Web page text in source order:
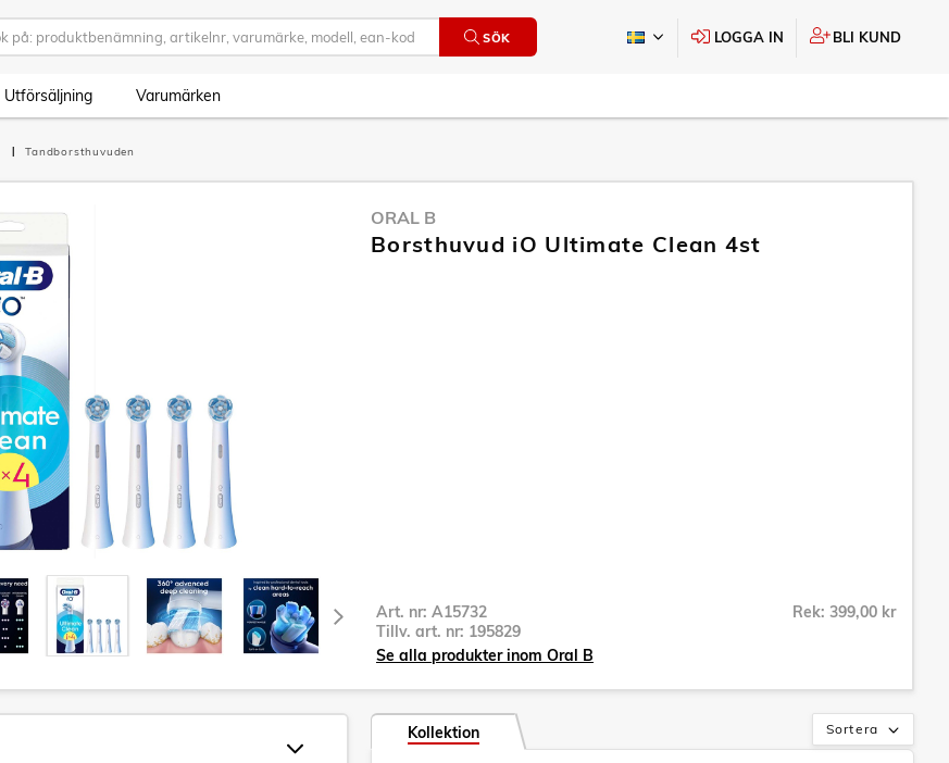
SÖK LOGGA IN BLI KUND
Utförsäljning Varumärken
Tandborsthuvuden
ORAL B
Borsthuvud iO Ultimate Clean 4st
Art. nr: A15732
Tillv. art. nr: 195829
Rek: 399,00 kr
Se alla produkter inom Oral B
Sortera
Kollektion